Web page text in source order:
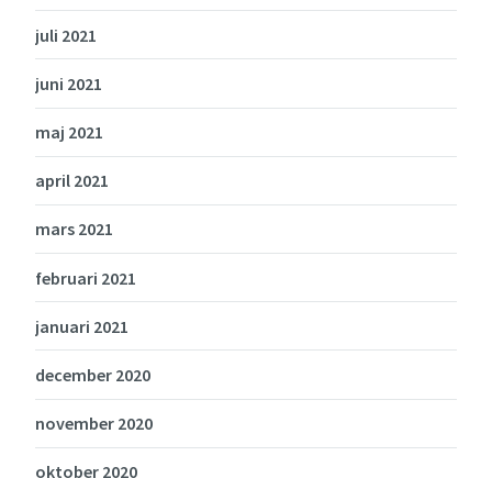
juli 2021
juni 2021
maj 2021
april 2021
mars 2021
februari 2021
januari 2021
december 2020
november 2020
oktober 2020